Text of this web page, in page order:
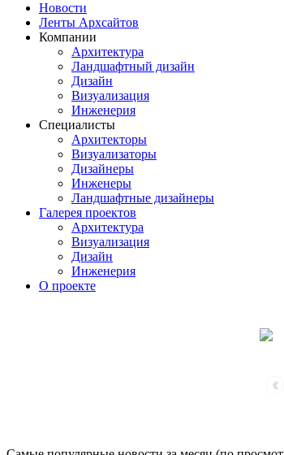
Новости
Ленты Архсайтов
Компании
Архитектура
Ландшафтный дизайн
Дизайн
Визуализация
Инженерия
Специалисты
Архитекторы
Визуализаторы
Дизайнеры
Инженеры
Ландшафтные дизайнеры
Галерея проектов
Архитектура
Визуализация
Дизайн
Инженерия
О проекте
‹